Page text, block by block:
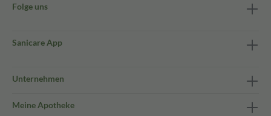
Folge uns
Sanicare App
Unternehmen
Meine Apotheke